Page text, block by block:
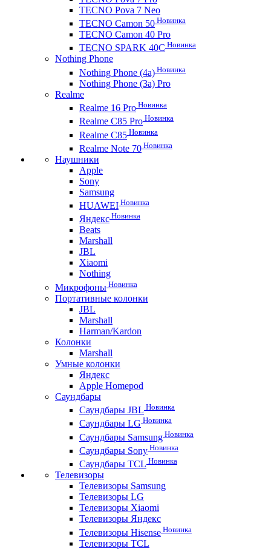
TECNO Pova 7 Neo
TECNO Camon 50 Новинка
TECNO Camon 40 Pro
TECNO SPARK 40C Новинка
Nothing Phone
Nothing Phone (4a) Новинка
Nothing Phone (3a) Pro
Realme
Realme 16 Pro Новинка
Realme C85 Pro Новинка
Realme C85 Новинка
Realme Note 70 Новинка
Наушники
Apple
Sony
Samsung
HUAWEI Новинка
Яндекс Новинка
Beats
Marshall
JBL
Xiaomi
Nothing
Микрофоны Новинка
Портативные колонки
JBL
Marshall
Harman/Kardon
Колонки
Marshall
Умные колонки
Яндекс
Apple Homepod
Саундбары
Саундбары JBL Новинка
Саундбары LG Новинка
Саундбары Samsung Новинка
Саундбары Sony Новинка
Саундбары TCL Новинка
Телевизоры
Телевизоры Samsung
Телевизоры LG
Телевизоры Xiaomi
Телевизоры Яндекс
Телевизоры Hisense Новинка
Телевизоры TCL